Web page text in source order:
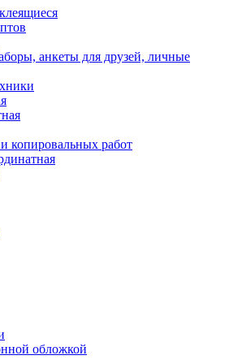
анкеты для друзей, личные
копировальных работ
обложкой